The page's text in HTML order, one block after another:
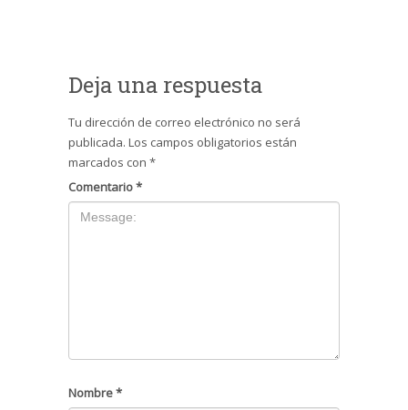
Deja una respuesta
Tu dirección de correo electrónico no será
publicada. Los campos obligatorios están
marcados con *
Comentario*
Nombre*